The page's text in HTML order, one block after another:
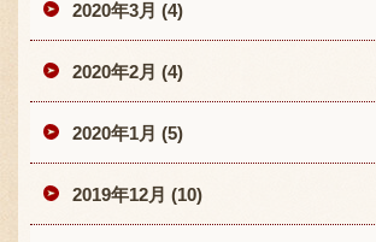
2020年3月 (4)
2020年2月 (4)
2020年1月 (5)
2019年12月 (10)